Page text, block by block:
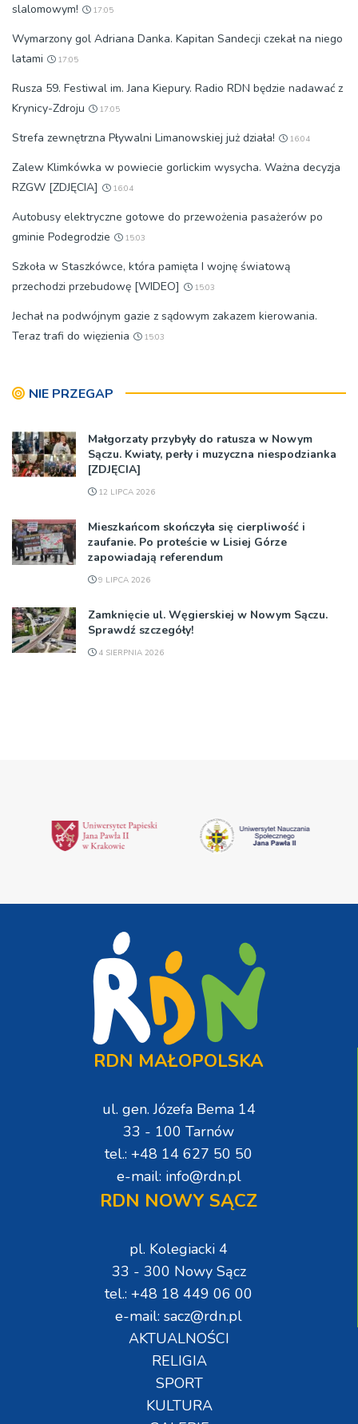
slalomowym!
17:05
Wymarzony gol Adriana Danka. Kapitan Sandecji czekał na niego
latami
17:05
Rusza 59. Festiwal im. Jana Kiepury. Radio RDN będzie nadawać z
Krynicy-Zdroju
17:05
Strefa zewnętrzna Pływalni Limanowskiej już działa! 16:04
Zalew Klimkówka w powiecie gorlickim wysycha. Ważna decyzja
RZGW [ZDJĘCIA]
16:04
Autobusy elektryczne gotowe do przewożenia pasażerów po
gminie Podegrodzie
15:03
Szkoła w Staszkówce, która pamięta I wojnę światową
przechodzi przebudowę [WIDEO]
15:03
Jechał na podwójnym gazie z sądowym zakazem kierowania.
Teraz trafi do więzienia
15:03
NIE PRZEGAP
Małgorzaty przybyły do ratusza w Nowym
Sączu. Kwiaty, perły i muzyczna niespodzianka
[ZDJĘCIA]
12 LIPCA 2026
Mieszkańcom skończyła się cierpliwość i
zaufanie. Po proteście w Lisiej Górze
zapowiadają referendum
9 LIPCA 2026
Zamknięcie ul. Węgierskiej w Nowym Sączu.
Sprawdź szczegóły!
4 SIERPNIA 2026
RDN MAŁOPOLSKA
ul. gen. Józefa Bema 14
33 - 100 Tarnów
tel.: +48 14 627 50 50
e-mail: info@rdn.pl
RDN NOWY SĄCZ
pl. Kolegiacki 4
33 - 300 Nowy Sącz
tel.: +48 18 449 06 00
e-mail: sacz@rdn.pl
AKTUALNOŚCI
RELIGIA
SPORT
KULTURA